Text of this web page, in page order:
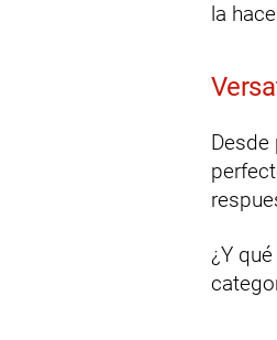
la
Desde
¿Y